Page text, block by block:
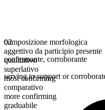
composizione morfologica
aggettivo da participio presente
qualitativo
superlativo
most confirming
comparativo
more confirming
graduabile
02
confermante, corroborante
serving to support or